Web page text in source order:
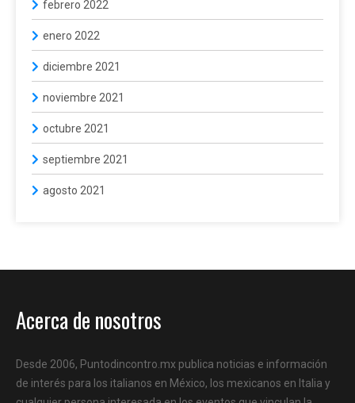
febrero 2022
enero 2022
diciembre 2021
noviembre 2021
octubre 2021
septiembre 2021
agosto 2021
Acerca de nosotros
Desde 2006, Puntodincontro.mx publica noticias e información
de interés para los italianos en México, los mexicanos en Italia y